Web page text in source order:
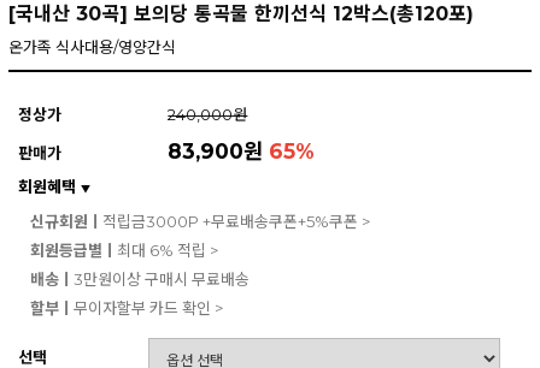
[국내산 30곡] 보의당 통곡물 한끼선식 12박스(총120포)
온가족 식사대용/영양간식
정상가
240,000원
판매가
83,900원 65%
회원혜택 ▼
신규회원ㅣ 적립금3000P +무료배송쿠폰+5%쿠폰 >
회원등급별ㅣ 최대 6% 적립 >
배송ㅣ 3만원이상 구매시 무료배송
할부ㅣ 무이자할부 카드 확인 >
선택